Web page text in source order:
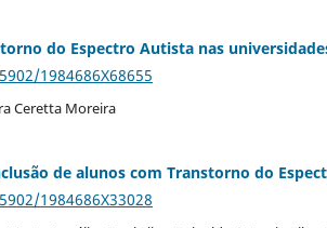
do Espectro Autista nas
1984686X68655
Ceretta Moreira
de alunos com Transtorno do
1984686X33028